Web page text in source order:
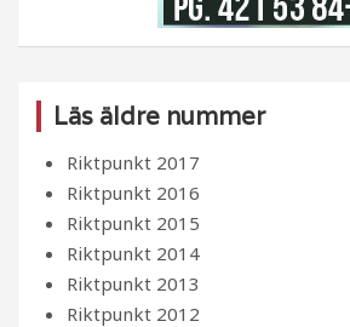
Läs äldre nummer
Riktpunkt 2017
Riktpunkt 2016
Riktpunkt 2015
Riktpunkt 2014
Riktpunkt 2013
Riktpunkt 2012